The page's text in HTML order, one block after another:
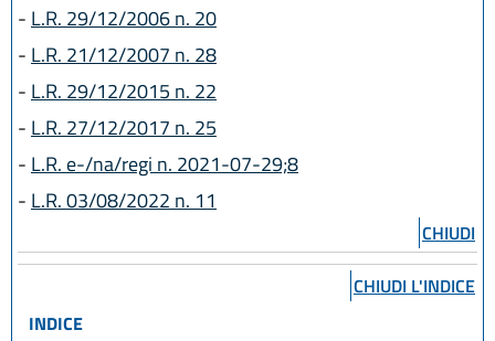
- L.R. 29/12/2006 n. 20
- L.R. 21/12/2007 n. 28
- L.R. 29/12/2015 n. 22
- L.R. 27/12/2017 n. 25
- L.R. e-/na/regi n. 2021-07-29;8
- L.R. 03/08/2022 n. 11
CHIUDI
CHIUDI L'INDICE
INDICE